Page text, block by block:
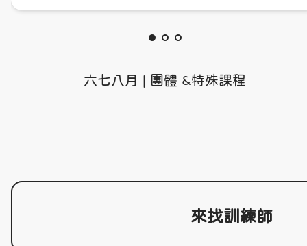
來！
六七八月 | 團體 &特殊課程
來找訓練師